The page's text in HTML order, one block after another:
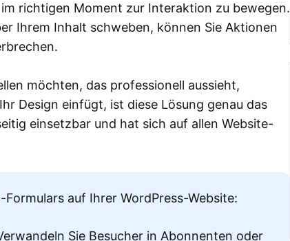
richtigen Moment zur Interaktion zu bewegen.
Ihrem Inhalt schweben, können Sie Aktionen
möchten, das professionell aussieht,
Design einfügt, ist diese Lösung genau das
einsetzbar und hat sich auf allen Website-
auf Ihrer WordPress-Website:
Sie Besucher in Abonnenten oder